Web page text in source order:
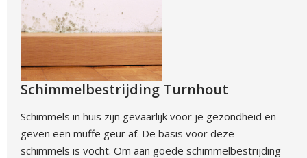
Schimmelbestrijding Turnhout
Schimmels in huis zijn gevaarlijk voor je gezondheid en
geven een muffe geur af. De basis voor deze
schimmels is vocht. Om aan goede schimmelbestrijding